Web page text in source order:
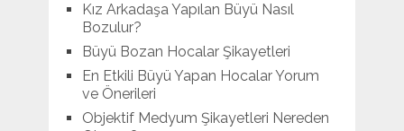
Kız Arkadaşa Yapılan Büyü Nasıl
Bozulur?
Büyü Bozan Hocalar Şikayetleri
En Etkili Büyü Yapan Hocalar Yorum
ve Önerileri
Objektif Medyum Şikayetleri Nereden